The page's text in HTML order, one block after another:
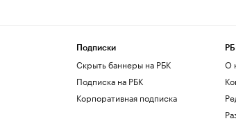
Подписки
Скрыть баннеры на РБК
Подписка на РБК
Корпоративная подписка
О